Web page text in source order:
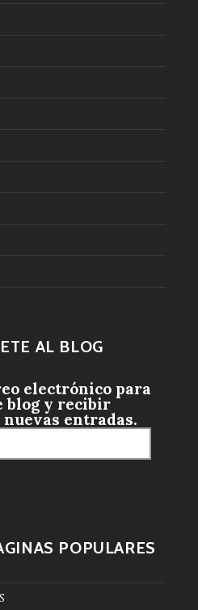
AL BLOG
electrónico para
blog y recibir
entradas.
POPULARES